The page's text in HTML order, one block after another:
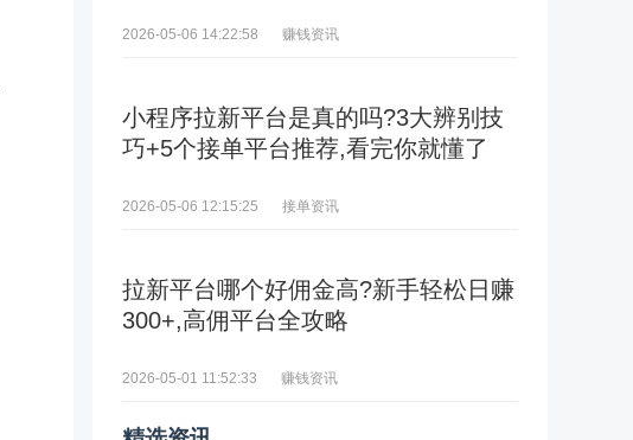
2026-05-06 14:22:58 赚钱资讯
小程序拉新平台是真的吗?3大辨别技
巧+5个接单平台推荐,看完你就懂了
2026-05-06 12:15:25 接单资讯
拉新平台哪个好佣金高?新手轻松日赚
300+,高佣平台全攻略
2026-05-01 11:52:33 赚钱资讯